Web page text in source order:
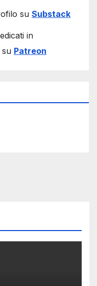
su Substack
in
su Patreon